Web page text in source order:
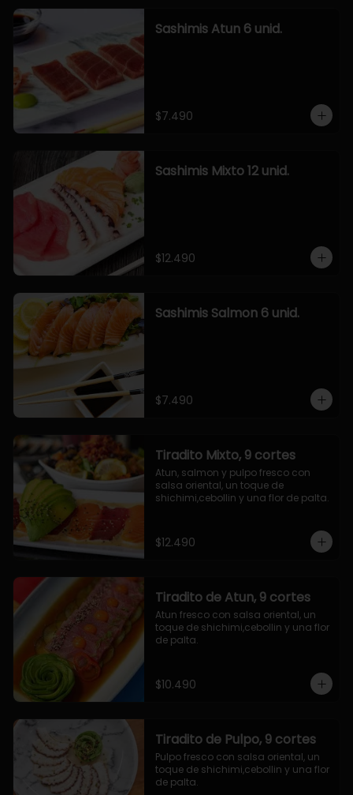
Sashimis Atun 6 unid.
$7.490
Sashimis Mixto 12 unid.
$12.490
Sashimis Salmon 6 unid.
$7.490
Tiradito Mixto, 9 cortes
Atun, salmon y pulpo fresco con
salsa oriental, un toque de
shichimi,cebollin y una flor de palta.
$12.490
Tiradito de Atun, 9 cortes
Atun fresco con salsa oriental, un
toque de shichimi,cebollin y una flor
de palta.
$10.490
Tiradito de Pulpo, 9 cortes
Pulpo fresco con salsa oriental, un
toque de shichimi,cebollin y una flor
de palta.